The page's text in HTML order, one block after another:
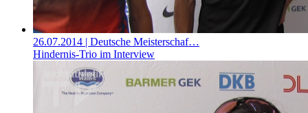
26.07.2014 | Deutsche Meisterschaf…
Hindernis-Trio im Interview